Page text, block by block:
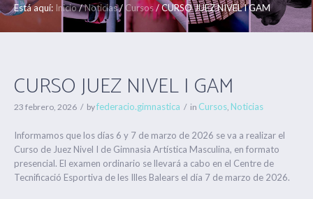
Está aquí: Inicio/Noticias/ Cursos/CURSO JUEZ NIVEL I GAM
CURSO JUEZ NIVEL I GAM
23 febrero, 2026 byfederacio.gimnastica in Cursos, Noticias
Informamos que los días 6 y 7 de marzo de 2026 se va a realizar el
Curso de Juez Nivel I de Gimnasia Artística Masculina, en formato
presencial. El examen ordinario se llevará a cabo en el Centre de
Tecnificació Esportiva de les Illes Balears el día 7 de marzo de 2026.